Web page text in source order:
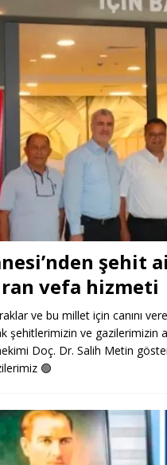
şehit
vefa hizmeti
ve bu millet için canını
şehitlerimizin ve gazilerimizin
Doç. Dr. Salih Metin
🟢